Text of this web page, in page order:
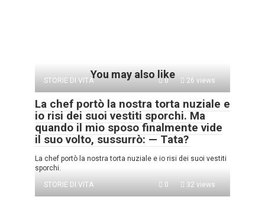
You may also like
STORIE DI VITA 0 26 views
La chef portò la nostra torta nuziale e
io risi dei suoi vestiti sporchi. Ma
quando il mio sposo finalmente vide
il suo volto, sussurrò: — Tata?
La chef portò la nostra torta nuziale e io risi dei suoi vestiti
sporchi.
STORIE DI VITA
0 32 views